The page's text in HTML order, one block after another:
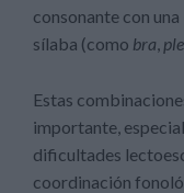
consonante con
sílaba (como bra, ple
Estas
importante,
dificultades
coordinación